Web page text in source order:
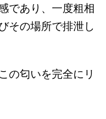
であり、一度粗相
その場所で排泄し
の匂いを完全にリ